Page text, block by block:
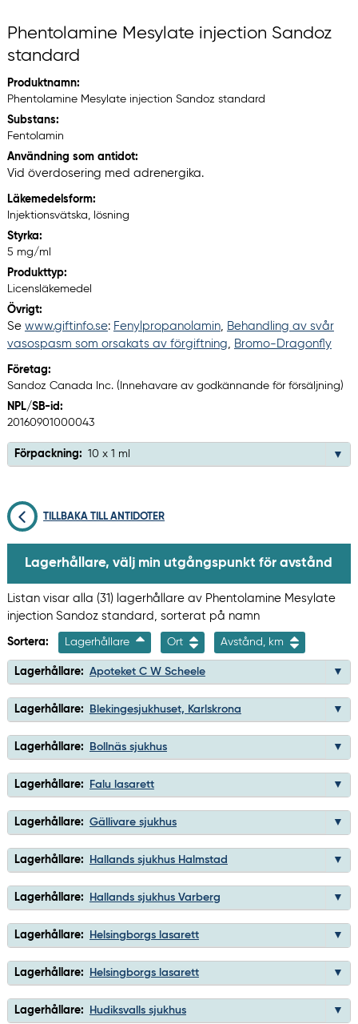
Phentolamine Mesylate injection Sandoz
standard
Produktnamn:
Phentolamine Mesylate injection Sandoz standard
Substans:
Fentolamin
Användning som antidot:
Vid överdosering med adrenergika.
Läkemedelsform:
Injektionsvätska, lösning
Styrka:
5 mg/ml
Produkttyp:
Licensläkemedel
Övrigt:
Se www.giftinfo.se: Fenylpropanolamin, Behandling av svår
vasospasm som orsakats av förgiftning, Bromo-Dragonfly
Företag:
Sandoz Canada Inc. (Innehavare av godkännande för försäljning)
NPL/SB-id:
20160901000043
Förpackning: 10 x 1 ml
TILLBAKA TILL ANTIDOTER
Lagerhållare, välj min utgångspunkt för avstånd
Listan visar alla (31) lagerhållare av Phentolamine Mesylate
injection Sandoz standard, sorterat på namn
Sortera: Lagerhållare Ort Avstånd, km
Lagerhållare: Apoteket C W Scheele
Lagerhållare: Blekingesjukhuset, Karlskrona
Lagerhållare: Bollnäs sjukhus
Lagerhållare: Falu lasarett
Lagerhållare: Gällivare sjukhus
Lagerhållare: Hallands sjukhus Halmstad
Lagerhållare: Hallands sjukhus Varberg
Lagerhållare: Helsingborgs lasarett
Lagerhållare: Helsingborgs lasarett
Lagerhållare: Hudiksvalls sjukhus